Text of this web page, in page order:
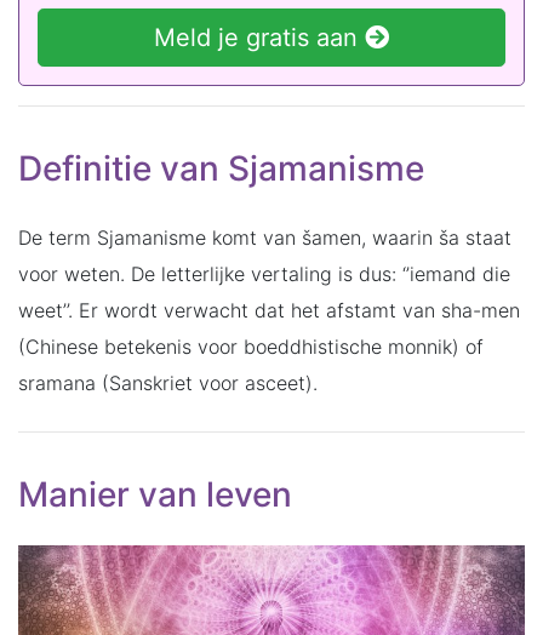
Meld je gratis aan
Definitie van Sjamanisme
De term Sjamanisme komt van šamen, waarin ša staat
voor weten. De letterlijke vertaling is dus: ‘’iemand die
weet’’. Er wordt verwacht dat het afstamt van sha-men
(Chinese betekenis voor boeddhistische monnik) of
sramana (Sanskriet voor asceet).
Manier van leven